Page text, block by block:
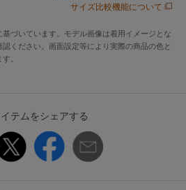
サイズ比較機能について
づいています。モデル画像は着用イメージとな
ください。画面設定等により実際の商品の色と
。
テムをシェアする